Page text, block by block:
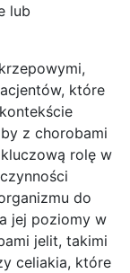
lub
które
z chorobami
rolę w
do
jej poziomy w
jelit, takimi
celiakia, które